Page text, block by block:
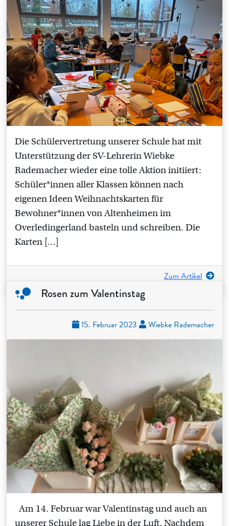
Die Schülervertretung unserer Schule hat mit
Unterstützung der SV-Lehrerin Wiebke
Rademacher wieder eine tolle Aktion initiiert:
Schüler*innen aller Klassen können nach
eigenen Ideen Weihnachtskarten für
Bewohner*innen von Altenheimen im
Overledingerland basteln und schreiben. Die
Karten […]
Zum Artikel
Rosen zum Valentinstag
15. Februar 2023 Wiebke Rademacher
Am 14. Februar war Valentinstag und auch an
unserer Schule lag Liebe in der Luft. Nachdem